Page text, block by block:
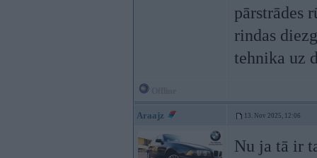
pārstrādes
rindas
tehnika uz
Araajz 13. Nov 2025, 12:06
Nu ja tā ir